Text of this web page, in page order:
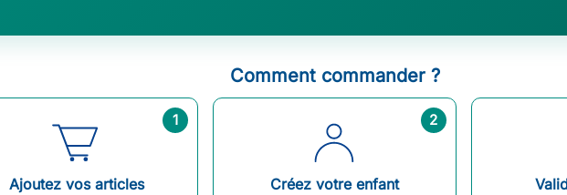
Comment commander ?
1
Ajoutez vos articles
2
Créez votre enfant